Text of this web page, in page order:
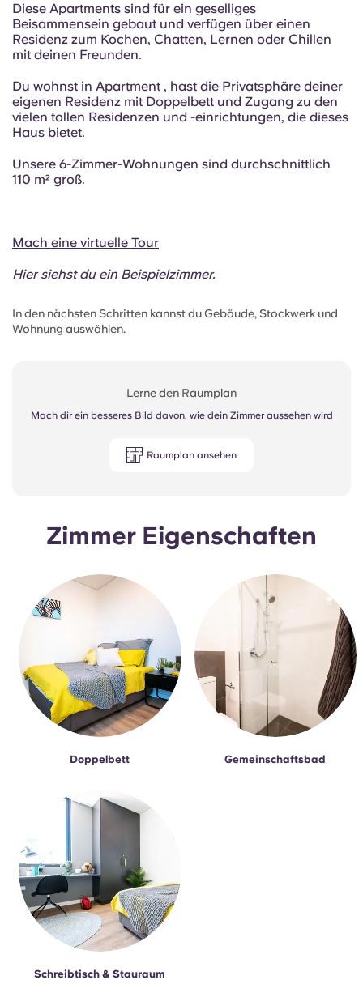
Diese Apartments sind für ein geselliges
Beisammensein gebaut und verfügen über einen
Residenz zum Kochen, Chatten, Lernen oder Chillen
mit deinen Freunden.
Du wohnst in Apartment , hast die Privatsphäre deiner
eigenen Residenz mit Doppelbett und Zugang zu den
vielen tollen Residenzen und -einrichtungen, die dieses
Haus bietet.
Unsere 6-Zimmer-Wohnungen sind durchschnittlich
110 m² groß.
Mach eine virtuelle Tour
Hier siehst du ein Beispielzimmer.
In den nächsten Schritten kannst du Gebäude, Stockwerk und
Wohnung auswählen.
Lerne den Raumplan
Mach dir ein besseres Bild davon, wie dein Zimmer aussehen wird
Raumplan ansehen
Zimmer Eigenschaften
Doppelbett Gemeinschaftsbad
Schreibtisch & Stauraum